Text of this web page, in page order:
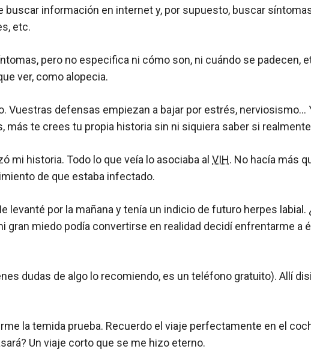
información en internet y, por supuesto, buscar
etc.
pero no especifica ni cómo son, ni cuándo se padecen,
ver, como alopecia.
Vuestras defensas empiezan a bajar por estrés,
te crees tu propia historia sin ni siquiera saber si
mi historia. Todo lo que veía lo asociaba al VIH. No hacía más
de que estaba infectado.
levanté por la mañana y tenía un indicio de futuro herpes
gran miedo podía convertirse en realidad decidí enfrentarme a
dudas de algo lo recomiendo, es un teléfono gratuito). Allí
la temida prueba. Recuerdo el viaje perfectamente en el
Un viaje corto que se me hizo eterno.